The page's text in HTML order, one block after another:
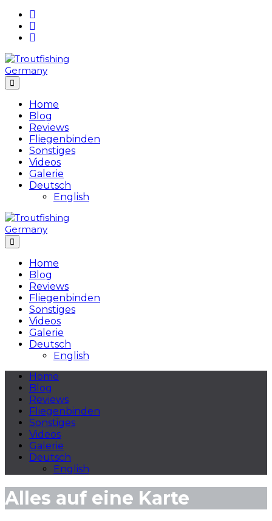
Skip
content
Home
Blog
Reviews
Fliegenbinden
Sonstiges
Videos
Galerie
Deutsch
English
Home
Blog
Reviews
Fliegenbinden
Sonstiges
Videos
Galerie
Deutsch
English
Home
Blog
Reviews
Fliegenbinden
Sonstiges
Videos
Galerie
Deutsch
English
Alles auf eine Karte